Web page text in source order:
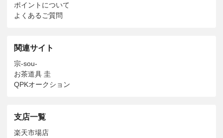
ポイントについて
よくあるご質問
関連サイト
宗-sou-
お茶道具 圭
QPKオークション
支店一覧
楽天市場店